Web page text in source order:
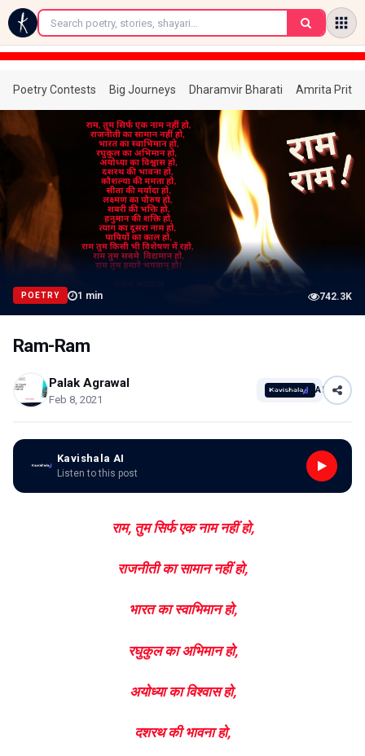
←
Poetry Contests Big Journeys Dharamvir Bharati Amrita
POETRY 1 min 742.3K
Ram-Ram
Palak Agrawal
Feb 8, 2021
AI
Kavishala AI
Listen to this post
राम, तुम सिर्फ एक नाम नहीं हो,
राजनीती का सामान नहीं हो,
भारत का स्वाभिमान हो,
रघुकुल का अभिमान हो,
अयोध्या का विश्वास हो,
दशरथ की भावना हो,